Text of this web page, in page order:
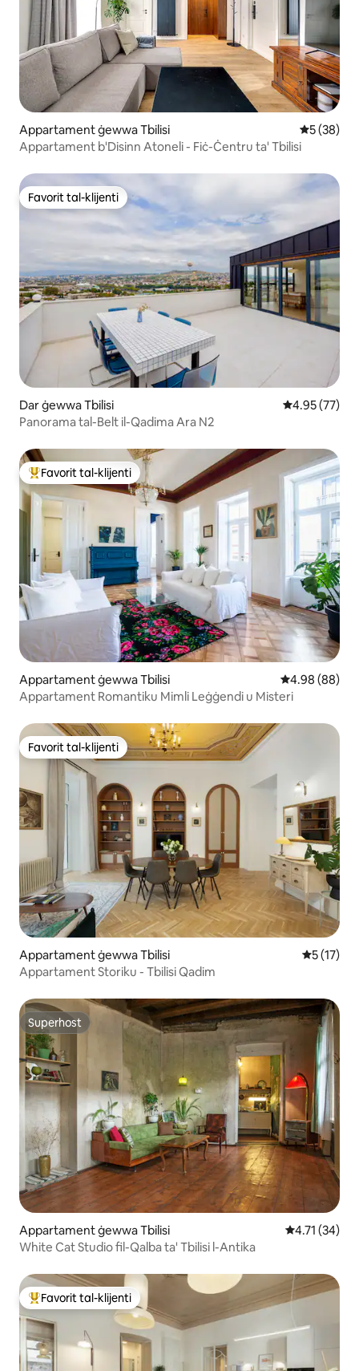
Appartament ġewwa Tbilisi Rating
5 (38)
Appartament b'Disinn Atoneli - Fiċ-Ċentru ta' Tbilisi
Favorit tal-klijenti
Favorit tal-klijenti
Dar ġewwa Tbilisi Rating
4.95 (77)
Panorama tal-Belt il-Qadima Ara N2
Wieħed mill-aqwa favoriti tal-klijenti
Favorit tal-klijenti
Appartament ġewwa Tbilisi Rating medju
4.98 (88)
Appartament Romantiku Mimli Leġġendi u Misteri
Favorit tal-klijenti
Favorit tal-klijenti
Appartament ġewwa Tbilisi Rating
5 (17)
Appartament Storiku - Tbilisi Qadim
Superhost
Superhost
Appartament ġewwa Tbilisi Rating
4.71 (34)
White Cat Studio fil-Qalba ta' Tbilisi l-Antika
Wieħed mill-aqwa favoriti tal-klijenti
Favorit tal-klijenti